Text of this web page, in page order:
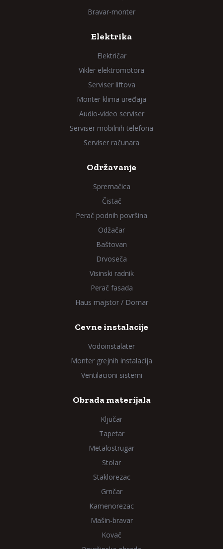
Bravar-monter
Elektrika
Električar
Vikler elektromotora
Serviser liftova
Monter klima uređaja
Audio-video serviser
Serviser mobilnih telefona
Serviser računara
Održavanje
Spremačica
Čistač
Perač podnih površina
Odžačar
Baštovan
Drvoseča
Visinski radnik
Perač fasada
Haus majstor / Domar
Cevne instalacije
Vodoinstalater
Monter grejnih instalacija
Ventilacioni sistemi
Obrada materijala
Ključar
Tapetar
Metalostrugar
Stolar
Staklorezac
Grnčar
Kamenorezac
Mašin-bravar
Kovač